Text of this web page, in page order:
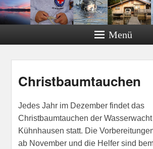
Menü
Christbaumtauchen
Jedes Jahr im Dezember findet das
Christbaumtauchen der Wasserwacht
Kühnhausen statt. Die
ab November und die Helfer sind